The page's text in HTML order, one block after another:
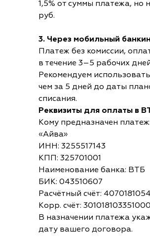
1,5% от суммы платежа, но
руб.
3. Через мобильный
Платеж без комиссии,
в течение 3–5 рабочих
Рекомендуем
чем за 5 дней до даты
списания.
Реквизиты для оплаты в
Кому предназначен
«Айва»
ИНН: 3255517143
КПП: 325701001
Наименование банка: ВТБ
БИК: 043510607
Расчётный счёт:
Корр. счёт:
В назначении платежа
дату вашего договора.